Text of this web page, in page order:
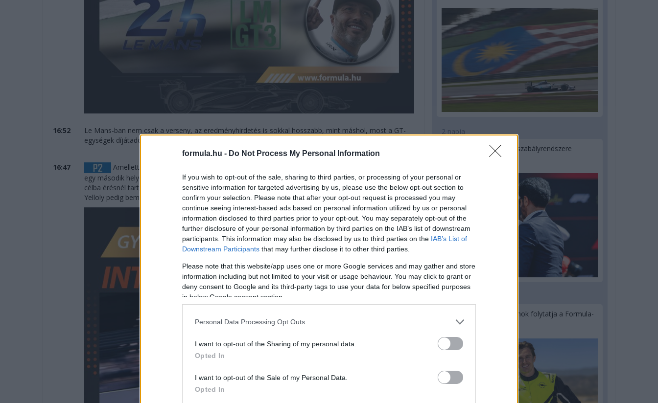
formula.hu - Do Not Process My Personal Information
If you wish to opt-out of the sale, sharing to third parties, or processing of your personal or
sensitive information for targeted advertising by us, please use the below opt-out section to
confirm your selection. Please note that after your opt-out request is processed you may
continue seeing interest-based ads based on personal information utilized by us or personal
information disclosed to third parties prior to your opt-out. You may separately opt-out of the
further disclosure of your personal information by third parties on the IAB’s list of downstream
participants. This information may also be disclosed by us to third parties on the IAB’s List of
Downstream Participants that may further disclose it to other third parties.
Please note that this website/app uses one or more Google services and may gather and store
information including but not limited to your visit or usage behaviour. You may click to grant or
deny consent to Google and its third-party tags to use your data for below specified purposes
in below Google consent section.
Personal Data Processing Opt Outs
I want to opt-out of the Sharing of my personal data.
Opted In
I want to opt-out of the Sale of my Personal Data.
Opted In
16:52
Le Mans-ban nem csak a verseny, az eredményhirdetés is sokkal hosszabb, mint máshol, most a GT-
egységek díjátadója zajlik.
16:47
Amellett sem lehet elmenni szó nélkül, és nem is érdemes, hogy három év alatt két első és
egy második helyet szerzett az Inter Europol csapata. A csapatot gründoló Smiechowski hétből hét
célba érésnél tart, Dillmann eddig csak Kolles úrral járt Le Mans-ban, nyilván nem is értek célba soha,
Yelloly pedig bemutatkozó versenyét nyerte meg a legendás futamon.
2 napja
Ilyen lehet a jövő F1-es szabályrendszere
Domenicali szerint
Újabb korábbi F2-es bajnok folytatja a Formula-
E-ben